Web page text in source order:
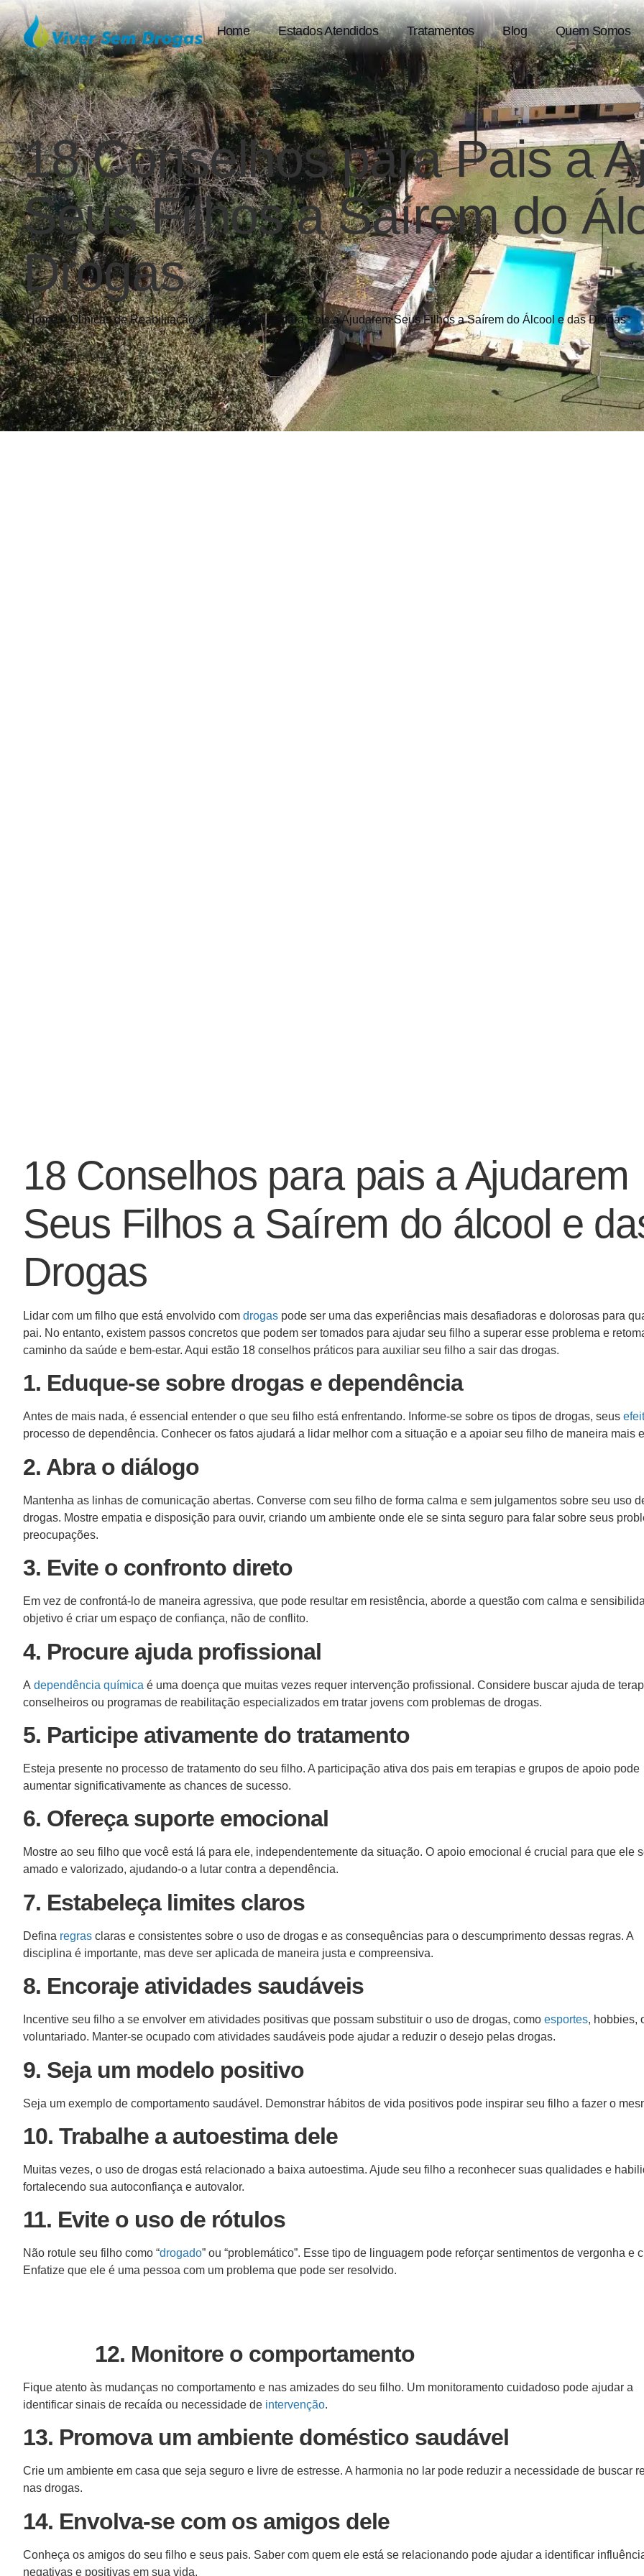
Home Estados Atendidos Tratamentos Blog Quem Somos
18 Conselhos para Pais a
Seus Filhos a Saírem do
Drogas
Home»Clínicas de Reabilitação»18 Conselhos para Pais a Ajudarem Seus Filhos a Saírem do Álcool e das Drogas
18 Conselhos para pais a Ajudarem
Seus Filhos a Saírem do álcool e
Drogas
Lidar com um filho que está envolvido com drogas pode ser uma das experiências mais desafiadoras e dolorosas para
pai. No entanto, existem passos concretos que podem ser tomados para ajudar seu filho a superar esse problema e
caminho da saúde e bem-estar. Aqui estão 18 conselhos práticos para auxiliar seu filho a sair das drogas.
1. Eduque-se sobre drogas e dependência
Antes de mais nada, é essencial entender o que seu filho está enfrentando. Informe-se sobre os tipos de drogas, seus
processo de dependência. Conhecer os fatos ajudará a lidar melhor com a situação e a apoiar seu filho de maneira mais
2. Abra o diálogo
Mantenha as linhas de comunicação abertas. Converse com seu filho de forma calma e sem julgamentos sobre seu uso
drogas. Mostre empatia e disposição para ouvir, criando um ambiente onde ele se sinta seguro para falar sobre seus
preocupações.
3. Evite o confronto direto
Em vez de confrontá-lo de maneira agressiva, que pode resultar em resistência, aborde a questão com calma e
objetivo é criar um espaço de confiança, não de conflito.
4. Procure ajuda profissional
A dependência química é uma doença que muitas vezes requer intervenção profissional. Considere buscar ajuda de
conselheiros ou programas de reabilitação especializados em tratar jovens com problemas de drogas.
5. Participe ativamente do tratamento
Esteja presente no processo de tratamento do seu filho. A participação ativa dos pais em terapias e grupos de apoio pode
aumentar significativamente as chances de sucesso.
6. Ofereça suporte emocional
Mostre ao seu filho que você está lá para ele, independentemente da situação. O apoio emocional é crucial para que ele
amado e valorizado, ajudando-o a lutar contra a dependência.
7. Estabeleça limites claros
Defina regras claras e consistentes sobre o uso de drogas e as consequências para o descumprimento dessas regras. A
disciplina é importante, mas deve ser aplicada de maneira justa e compreensiva.
8. Encoraje atividades saudáveis
Incentive seu filho a se envolver em atividades positivas que possam substituir o uso de drogas, como esportes, hobbies,
voluntariado. Manter-se ocupado com atividades saudáveis pode ajudar a reduzir o desejo pelas drogas.
9. Seja um modelo positivo
Seja um exemplo de comportamento saudável. Demonstrar hábitos de vida positivos pode inspirar seu filho a fazer o
10. Trabalhe a autoestima dele
Muitas vezes, o uso de drogas está relacionado a baixa autoestima. Ajude seu filho a reconhecer suas qualidades e
fortalecendo sua autoconfiança e autovalor.
11. Evite o uso de rótulos
Não rotule seu filho como “drogado” ou “problemático”. Esse tipo de linguagem pode reforçar sentimentos de vergonha e
Enfatize que ele é uma pessoa com um problema que pode ser resolvido.
12. Monitore o comportamento
Fique atento às mudanças no comportamento e nas amizades do seu filho. Um monitoramento cuidadoso pode ajudar a
identificar sinais de recaída ou necessidade de intervenção.
13. Promova um ambiente doméstico saudável
Crie um ambiente em casa que seja seguro e livre de estresse. A harmonia no lar pode reduzir a necessidade de buscar
nas drogas.
14. Envolva-se com os amigos dele
Conheça os amigos do seu filho e seus pais. Saber com quem ele está se relacionando pode ajudar a identificar
negativas e positivas em sua vida.